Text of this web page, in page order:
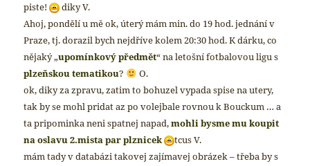
piste!
dikyV.
Ahoj, pondělí u mě ok, úterý mám min. do 19 hod. jednání v
Praze, tj. dorazil bych nejdříve kolem 20:30 hod. K dárku, co
nějaký „upomínkový předmět“ na letošní fotbalovou ligu s
plzeňskou tematikou?
O.
ok, diky za zpravu, zatim to bohuzel vypada spise na utery,
tak by se mohl pridat az po volejbale rovnou k Bouckum …a
ta pripominka neni spatnej napad,mohli bysme mu koupit
na oslavu 2.mista par plznicek
tcusV.
mám tady v databázi takovej zajímavej obrázek – třeba by s